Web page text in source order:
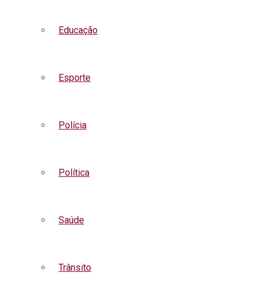
Educação
Esporte
Polícia
Política
Saúde
Trânsito